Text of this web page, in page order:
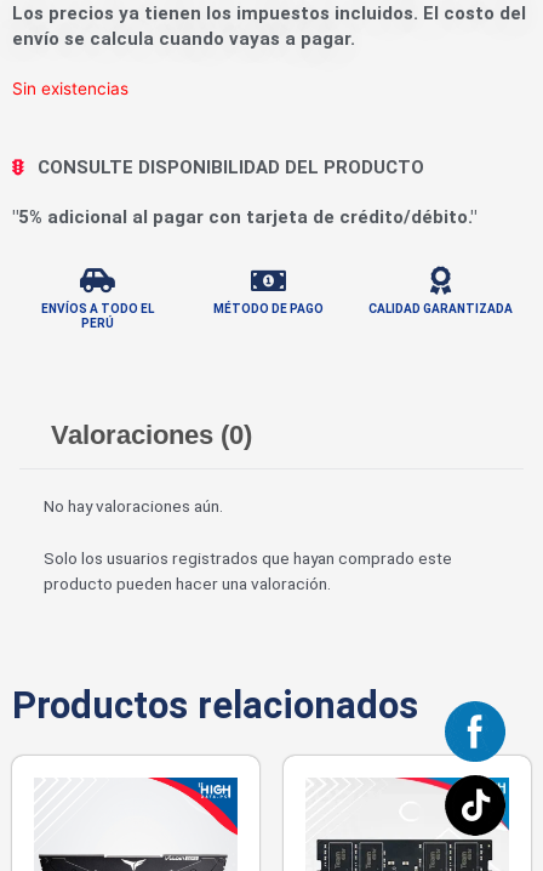
Los precios ya tienen los impuestos incluidos. El costo del
envío se calcula cuando vayas a pagar.
Sin existencias
CONSULTE DISPONIBILIDAD DEL PRODUCTO
"5% adicional al pagar con tarjeta de crédito/débito."
ENVÍOS A TODO EL
PERÚ
MÉTODO DE PAGO CALIDAD GARANTIZADA
Valoraciones (0)
No hay valoraciones aún.
Solo los usuarios registrados que hayan comprado este
producto pueden hacer una valoración.
Productos relacionados